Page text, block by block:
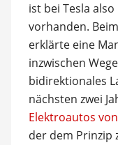
ist bei Tesla
vorhanden.
erklärte eine
inzwischen
bidirektionales
nächsten zwei
Elektroautos
der dem Prinzip